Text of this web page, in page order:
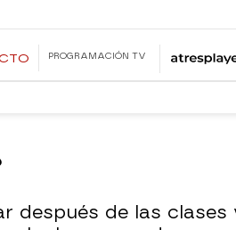
PROGRAMACIÓN TV
después de las clases